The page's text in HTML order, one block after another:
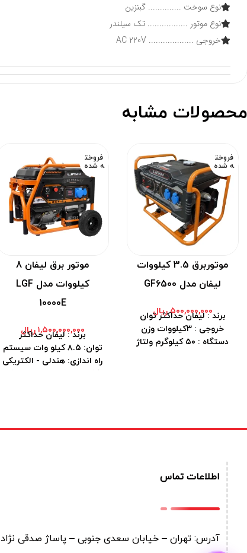
نوع سوخت .............. گبنزین
نوع موتور ................. تک سیلندر
خروجی ................... AC 220V
مشابه
فروخت
ه شده
موتوربرق 3.5 کیلووات
لیفان مدل GF6500
۵۰۰,۰۰۰,۰۰۰ ریال
برند : لیفان حداکثر توان
خروجی : ۳کیلووات وزن
دستگاه : ۵۰ کیلوگرم ولتاژ
فروخت
ه شده
موتور برق لیفان 8
کیلووات مدل LGF
10000E
۱,۵۰۰,۰۰۰,۰۰۰ ریال
برند : لیفان حداکثر
توان: ۸.۵ کیلو وات سیستم
راه اندازی: هندلی - الکتریکی
فرکانس: ۵۰ هرتز حجم باک
اطلاعات تماس
آدرس: تهران – خیابان سعدی جنوبی – پاساژ صدقی نژاد